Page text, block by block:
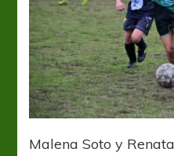
Malena Soto y